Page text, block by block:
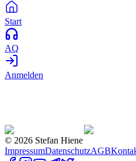
Start
AQ
Anmelden
© 2026 Stefan Hiene
ImpressumDatenschutzAGB